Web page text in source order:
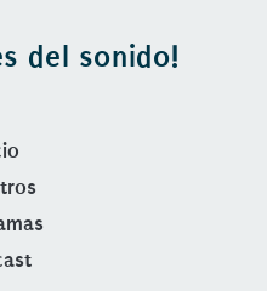
del sonido!